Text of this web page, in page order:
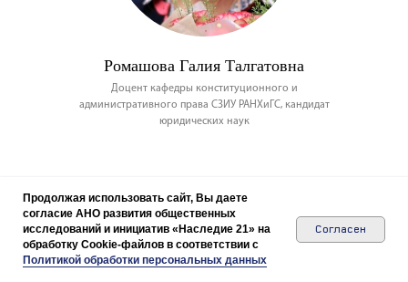
Ромашова Галия Талгатовна
Доцент кафедры конституционного и
административного права СЗИУ РАНХиГС, кандидат
юридических наук
Продолжая использовать сайт, Вы даете
согласие АНО развития общественных
исследований и инициатив «Наследие 21» на
обработку Cookie-файлов в соответствии с
Политикой обработки персональных данных
Согласен